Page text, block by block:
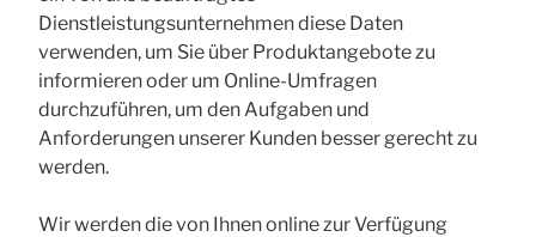
Dienstleistungsunternehmen diese Daten
verwenden, um Sie über Produktangebote zu
informieren oder um Online-Umfragen
durchzuführen, um den Aufgaben und
Anforderungen unserer Kunden besser gerecht zu
werden.
Wir werden die von Ihnen online zur Verfügung